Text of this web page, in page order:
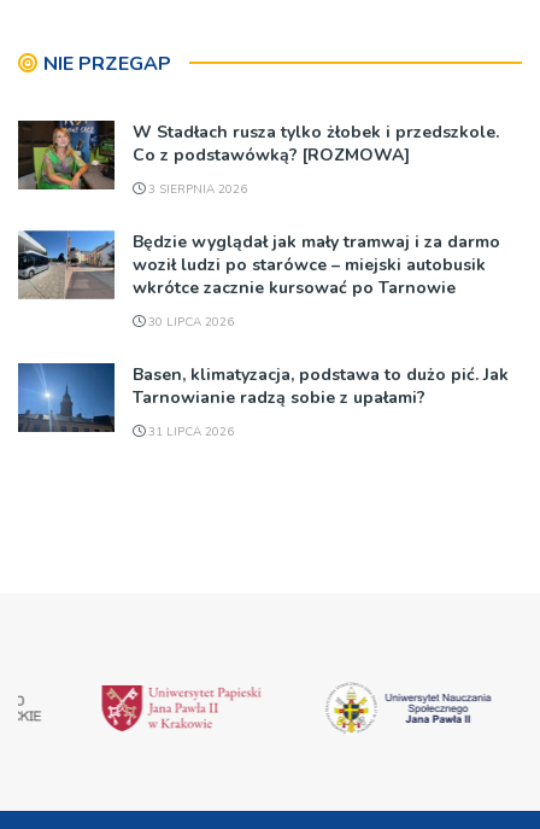
NIE PRZEGAP
W Stadłach rusza tylko żłobek i przedszkole.
Co z podstawówką? [ROZMOWA]
3 SIERPNIA 2026
Będzie wyglądał jak mały tramwaj i za darmo
woził ludzi po starówce – miejski autobusik
wkrótce zacznie kursować po Tarnowie
30 LIPCA 2026
Basen, klimatyzacja, podstawa to dużo pić. Jak
Tarnowianie radzą sobie z upałami?
31 LIPCA 2026